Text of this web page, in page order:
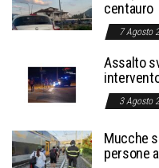
centauro
7 Agosto
Assalto
3 Agosto
Mucche
persone